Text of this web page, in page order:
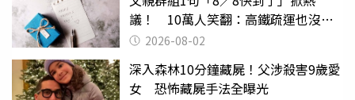
議！ 10萬人笑翻：高鐵疏運也沒列
父親節
2026-08-02
深入森林10分鐘藏屍！父涉殺害9歲愛
女 恐怖藏屍手法全曝光